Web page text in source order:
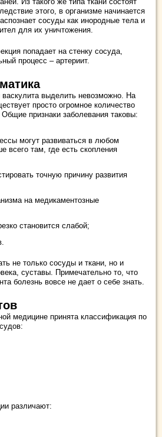
этого, в организме начинается
сосуды как инородные тела и
для их уничтожения.
попадает на стенку сосуда,
процесс – артериит.
выделить невозможно. На
просто огромное количество
признаки заболевания таковы:
могут развиваться в любом
всего там, где есть скопления
точную причину развития
на медикаментозные
становится слабой;
не только сосуды и ткани, но и
суставы. Примечательно то, что
болезнь вовсе не дает о себе знать.
медицине принята классификация по
различают: